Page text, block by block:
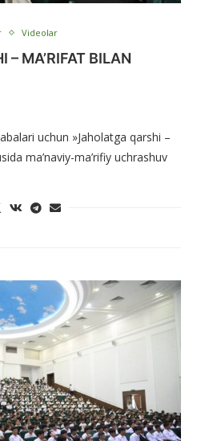
Videolar
– MA’RIFAT BILAN
uchun »Jaholatga qarshi –
ma’naviy-ma’rifiy uchrashuv